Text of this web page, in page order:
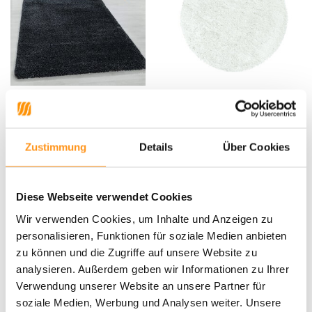
Zustimmung Details Über Cookies
Diese Webseite verwendet Cookies
Wir verwenden Cookies, um Inhalte und Anzeigen zu
personalisieren, Funktionen für soziale Medien anbieten
zu können und die Zugriffe auf unsere Website zu
analysieren. Außerdem geben wir Informationen zu Ihrer
Verwendung unserer Website an unsere Partner für
soziale Medien, Werbung und Analysen weiter. Unsere
Hochflor Teppich - Luna
Anthrazit
54,95 *
Luna Hochflorteppich einfarbig
44,95 *